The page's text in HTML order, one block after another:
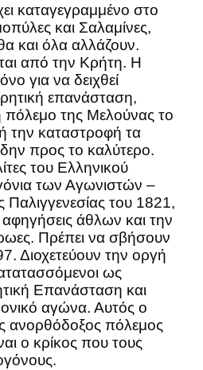
καταγεγραμμένο στο
και Σαλαμίνες,
και όλα αλλάζουν.
από την Κρήτη. Η
για να δειχθεί
επανάσταση,
πόλεμο της Μελούνας το
την καταστροφή τα
προς το καλύτερο.
του Ελληνικού
των Αγωνιστών –
του 1821,
άθλων και την
Πρέπει να σβήσουν
Διοχετεύουν την οργή
ως
Επανάσταση και
αγώνα. Αυτός ο
ανορθόδοξος πόλεμος
ο κρίκος που τους